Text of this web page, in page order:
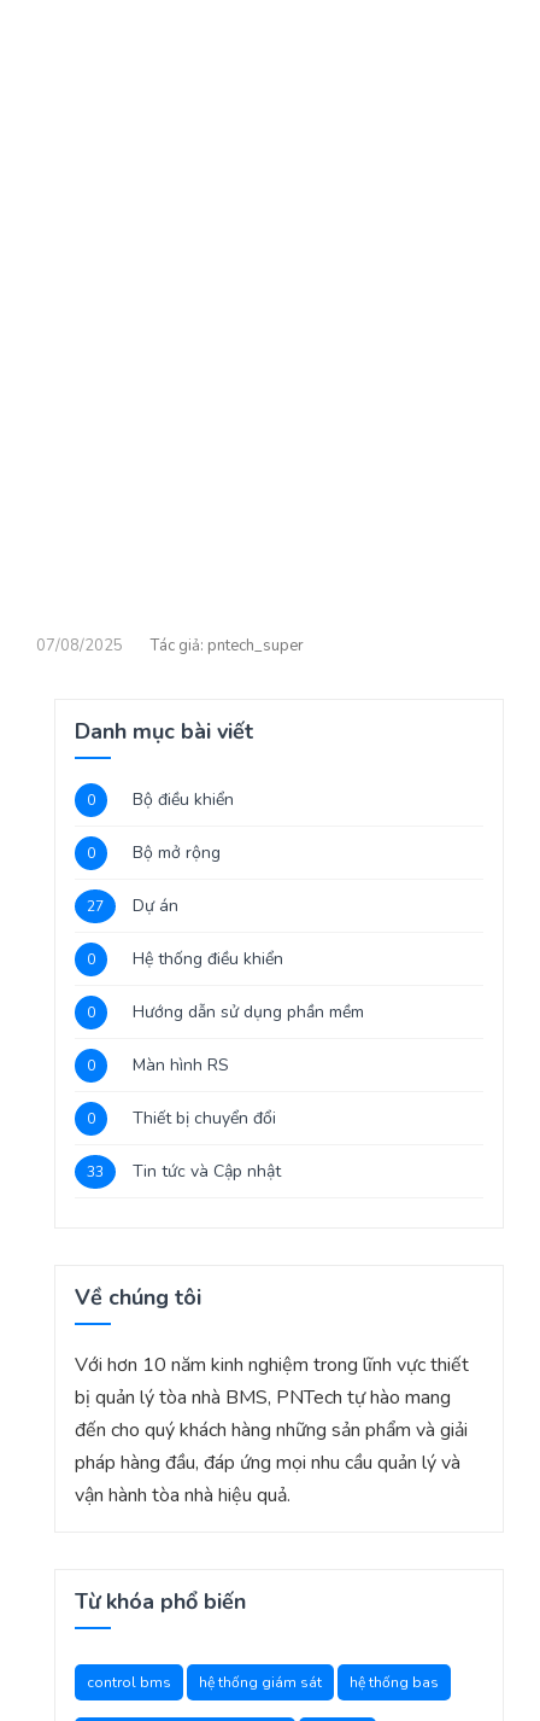
07/08/2025 pntech_super
Danh mục bài viết
0 Bộ điều khiển
0 Bộ mở rộng
27 Dự án
0 Hệ thống điều khiển
0 Hướng dẫn sử dụng phần mềm
0 Màn hình RS
0 Thiết bị chuyển đổi
33 Tin tức và Cập nhật
Về chúng tôi
Với hơn 10 năm kinh nghiệm trong lĩnh vực thiết
bị quản lý tòa nhà BMS, PNTech tự hào mang
đến cho quý khách hàng những sản phẩm và giải
pháp hàng đầu, đáp ứng mọi nhu cầu quản lý và
vận hành tòa nhà hiệu quả.
Từ khóa phổ biến
control bms hệ thống giám sát hệ thống bas